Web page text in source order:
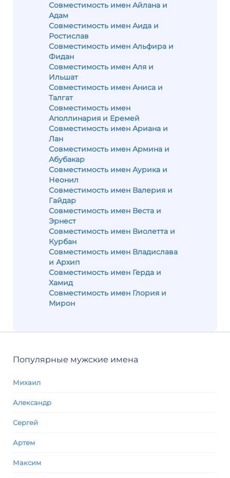
Совместимость имен Айлана и
Адам
Совместимость имен Аида и
Ростислав
Совместимость имен Альфира и
Фидан
Совместимость имен Аля и
Ильшат
Совместимость имен Аниса и
Талгат
Совместимость имен
Аполлинария и Еремей
Совместимость имен Ариана и
Лан
Совместимость имен Армина и
Абубакар
Совместимость имен Аурика и
Неонил
Совместимость имен Валерия и
Гайдар
Совместимость имен Веста и
Эрнест
Совместимость имен Виолетта и
Курбан
Совместимость имен Владислава
и Архип
Совместимость имен Герда и
Хамид
Совместимость имен Глория и
Мирон
Популярные мужские имена
Михаил
Александр
Сергей
Артем
Максим